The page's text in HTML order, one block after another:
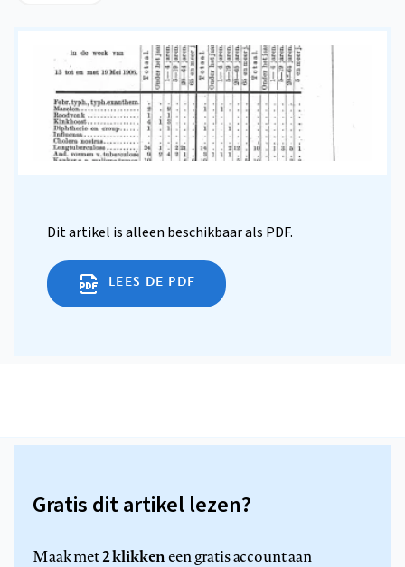
Dit artikel is alleen beschikbaar als PDF.
LEES DE PDF
Gratis dit artikel lezen?
Maak met2 klikkeneen gratis account aan